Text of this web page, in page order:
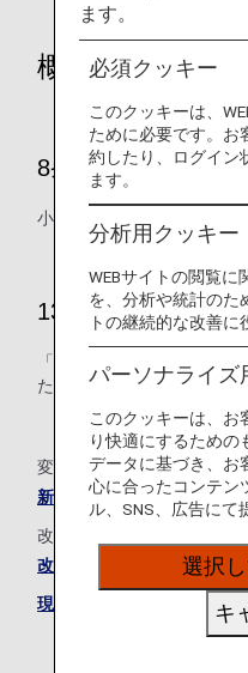
概要
8条 マイル積算方
小児と幼児のマイル積算の
13条 特典利用上
「払い戻し手数料」を「取
た。
変更点の新旧対照表は下記
新旧対照表
改定後の規約全文につきま
改定後のANAマイレージク
現在のANAマイレージクラ
ます。
必須クッキー
このクッキーは、
ために必要です。お
約したり、ログイン
ます。
分析用クッキー
WEBサイトの閲覧に
を、分析や統計のた
トの継続的な改善に
パーソナライズ
このクッキーは、お
り快適にするための
データに基づき、お
心に合ったコンテン
ル、SNS、広告にて
選択
キ